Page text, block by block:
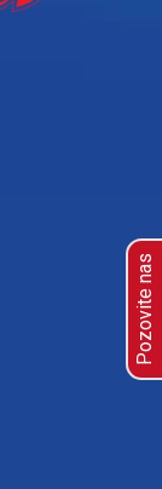
Pozovite nas